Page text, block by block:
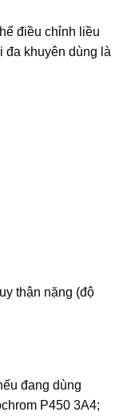
điều chỉnh liều
đa khuyên dùng là
thận nặng (độ
đang dùng
P450 3A4;